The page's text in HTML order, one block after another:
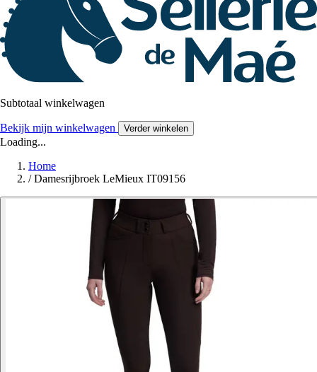
Subtotaal winkelwagen
Bekijk mijn winkelwagen Verder winkelen
Loading...
Home
/ Damesrijbroek LeMieux IT09156